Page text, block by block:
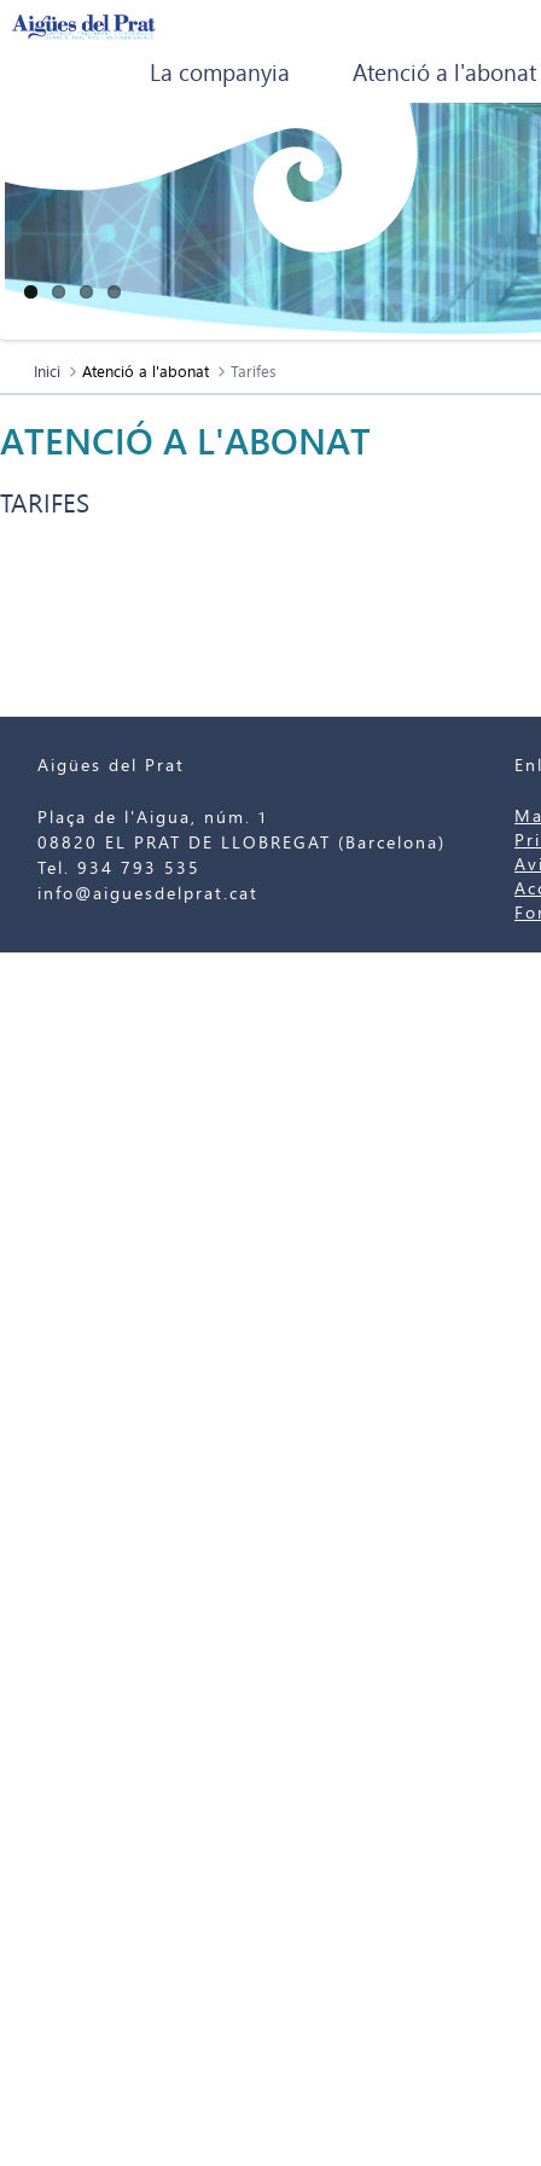
La companyia Atenció a l'abonat
Inici Atenció a l'abonat Tarifes
ATENCIÓ A L'ABONAT
TARIFES
Aigües del Prat
Plaça de l'Aigua, núm. 1
08820 EL PRAT DE LLOBREGAT (Barcelona)
Tel. 934 793 535
info@aiguesdelprat.cat